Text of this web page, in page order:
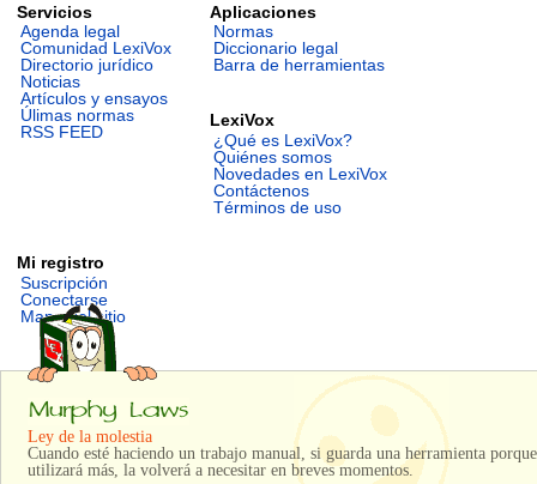
Servicios
Agenda legal
Comunidad LexiVox
Directorio jurídico
Noticias
Artículos y ensayos
Úlimas normas
RSS FEED
Aplicaciones
Normas
Diccionario legal
Barra de herramientas
LexiVox
¿Qué es LexiVox?
Quiénes somos
Novedades en LexiVox
Contáctenos
Términos de uso
Mi registro
Suscripción
Conectarse
Mapa del sitio
Ley de la molestia
Cuando esté haciendo un trabajo manual, si guarda una herramienta
utilizará más, la volverá a necesitar en breves momentos.